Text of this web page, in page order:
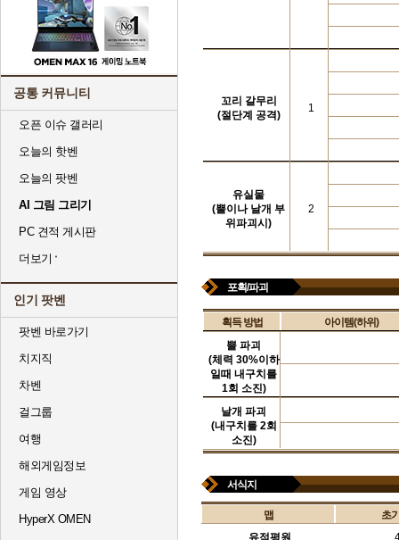
공통 커뮤니티
오픈 이슈 갤러리
오늘의 핫벤
오늘의 팟벤
AI 그림 그리기
PC 견적 게시판
더보기
인기 팟벤
팟벤 바로가기
치지직
차벤
걸그룹
여행
해외게임정보
게임 영상
HyperX OMEN
꼬리 갈무리
(절단계 공격)
1
유실물
(뿔이나 날개 부
위파괴시)
2
포획/파괴
획득 방법
아이템(하위)
뿔 파괴
(체력 30%이하
일때 내구치를
1회 소진)
날개 파괴
(내구치를 2회
소진)
서식지
맵
초
유적평원